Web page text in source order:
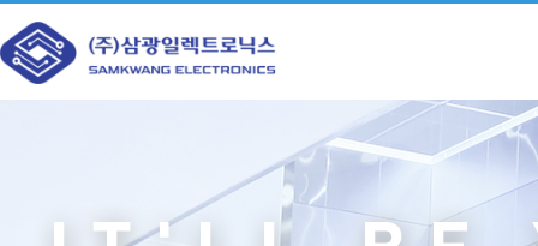
메
뉴
바
본
문
으